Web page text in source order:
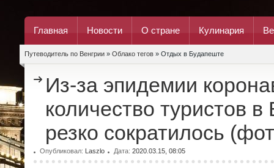
Главная Новости О стране Кулинария
Путеводитель по Венгрии » Облако тегов » Отдых в Будапеште
Из-за эпидемии
количество туристов
резко сократилось
Опубликовал: Laszlo Дата: 2020.03.15, 08:05